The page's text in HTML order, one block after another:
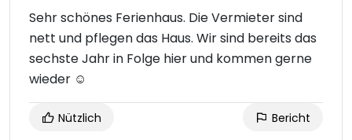
Sehr schönes Ferienhaus. Die Vermieter sind
nett und pflegen das Haus. Wir sind bereits das
sechste Jahr in Folge hier und kommen gerne
wieder ☺️
Nützlich Bericht